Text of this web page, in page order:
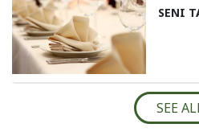
SENI
SEE